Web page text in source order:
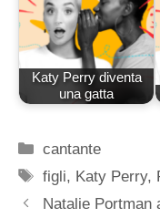
Katy Perry diventa
una gatta
Categorie
cantante
Tag
figli, Katy Perry,
Natalie Portman